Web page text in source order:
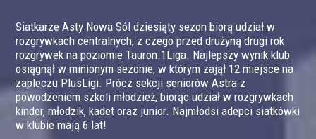
Siatkarze Asty Nowa Sól dziesiąty sezon biorą udział w
rozgrywkach centralnych, z czego przed drużyną drugi rok
rozgrywek na poziomie Tauron.1Liga. Najlepszy wynik klub
osiągnął w minionym sezonie, w którym zajął 12 miejsce na
zapleczu PlusLigi. Prócz sekcji seniorów Astra z
powodzeniem szkoli młodzież, biorąc udział w rozgrywkach
kinder, młodzik, kadet oraz junior. Najmłodsi adepci siatkówki
w klubie mają 6 lat!